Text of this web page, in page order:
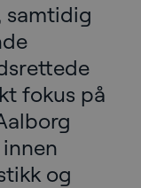
samtidig
fokus på
og